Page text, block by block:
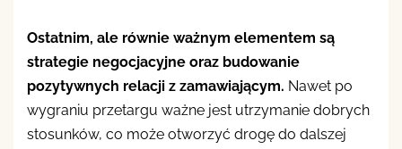
Ostatnim, ale równie ważnym elementem są
strategie negocjacyjne oraz budowanie
pozytywnych relacji z zamawiającym. Nawet po
wygraniu przetargu ważne jest utrzymanie dobrych
stosunków, co może otworzyć drogę do dalszej